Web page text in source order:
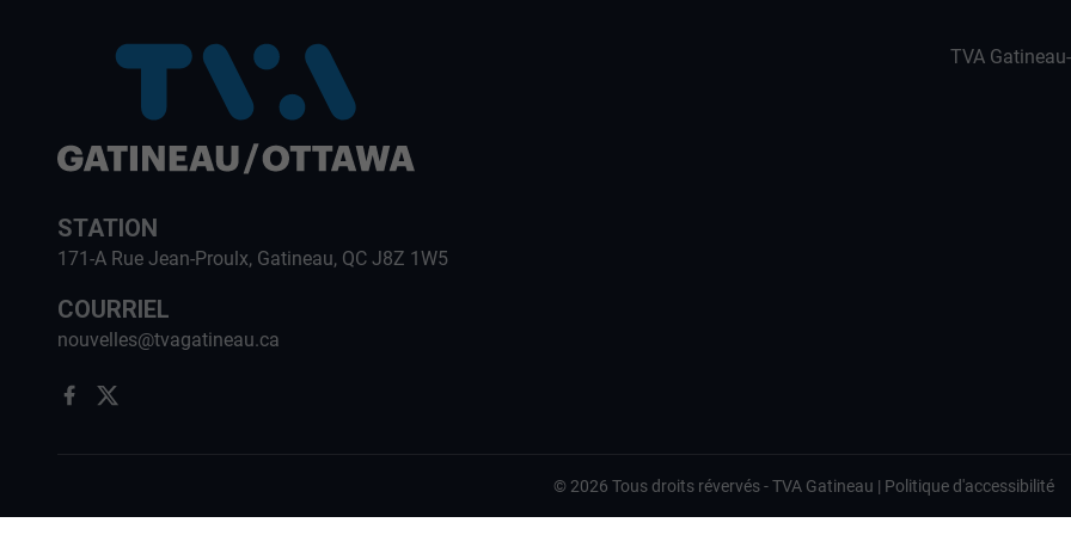
STATION
171-A Rue Jean-Proulx, Gatineau, QC J8Z 1W5
COURRIEL
nouvelles@tvagatineau.ca
TVA
© 2026 Tous droits révervés -TVA Gatineau | Politique d'accessibilité